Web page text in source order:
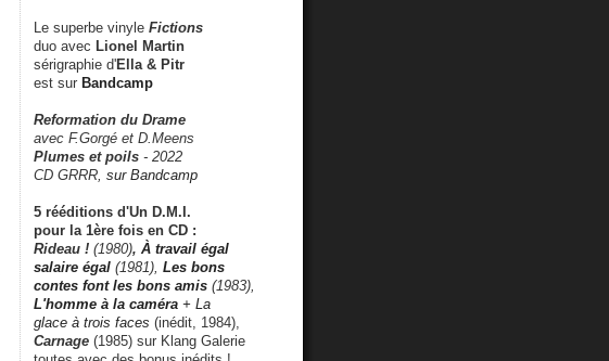
Le superbe vinyle Fictions
duo avec Lionel Martin
sérigraphie d'Ella & Pitr
est sur Bandcamp
Reformation du Drame
avec F.Gorgé et D.Meens
Plumes et poils - 2022
CD GRRR, sur Bandcamp
5 rééditions d'Un D.M.I.
pour la 1ère fois en CD :
Rideau ! (1980), À travail égal
salaire égal (1981), Les bons
contes font les bons amis (1983),
L'homme à la caméra + La
glace à trois faces (inédit, 1984),
Carnage (1985) sur Klang Galerie